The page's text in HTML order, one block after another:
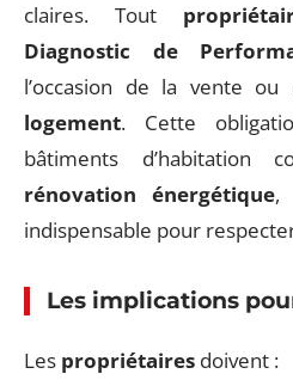
claires. Tout
Diagnostic de
l’occasion de la vente
logement. Cette
bâtiments d’habitation
rénovation énergétique,
indispensable pour
Les implications
Les propriétaires doivent :